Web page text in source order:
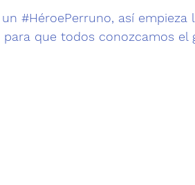
#HéroePerruno, así empieza
que todos conozcamos el